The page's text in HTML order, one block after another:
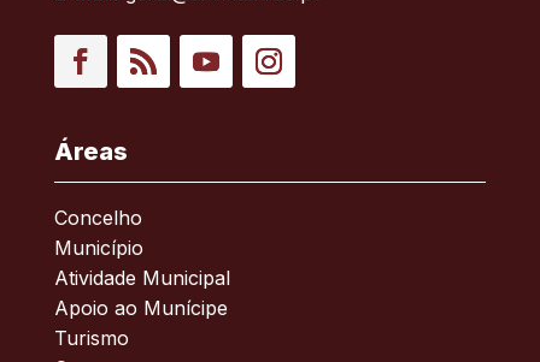
Áreas
Concelho
Município
Atividade Municipal
Apoio ao Munícipe
Turismo